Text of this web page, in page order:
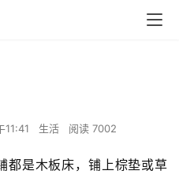
11:41 生活 阅读 7002
都是木板床，铺上棕垫或草